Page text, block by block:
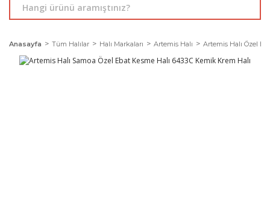
Anasayfa Tüm Halılar Halı Markaları Artemis Halı Artemis Halı Özel